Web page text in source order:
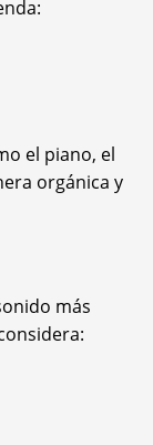
el piano, el
orgánica y
más